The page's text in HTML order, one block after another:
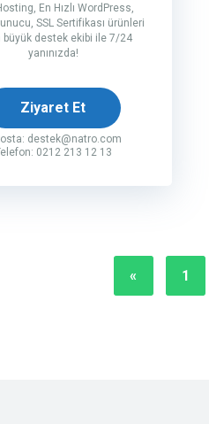
En Hızlı WordPress,
SSL Sertifikası ürünleri
büyük destek ekibi ile 7/24
yanınızda!
Ziyaret Et
destek@natro.com
0212 213 12 13
« 1